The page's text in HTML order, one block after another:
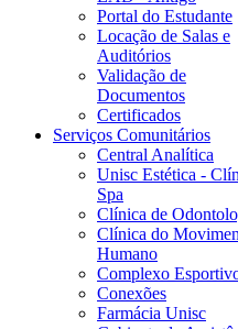
Portal do Estudante
Locação de Salas e
Auditórios
Validação de
Documentos
Certificados
Serviços Comunitários
Central Analítica
Unisc Estética -
Spa
Clínica de
Clínica do
Humano
Complexo
Conexões
Farmácia Unisc